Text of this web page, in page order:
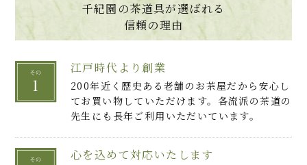
千紀園の茶道具が選ばれる
信頼の理由
江戸時代より創業
200年近く歴史ある老舗のお茶屋だから安心し
てお買い物していただけます。各流派の茶道の
先生にも長年ご利用いただいています。
心を込めて対応いたします